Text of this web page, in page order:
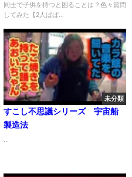
同士で子供を持つと困ることは？色々質問
してみた【2人ぱぱ...
未分類
すこし不思議シリーズ 宇宙船
製造法